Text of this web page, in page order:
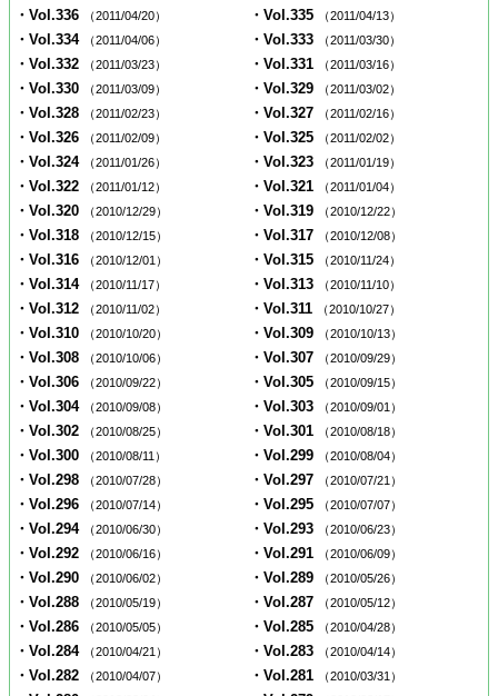
・Vol.336 （2011/04/20） ・Vol.335 （2011/04/13）
・Vol.334 （2011/04/06） ・Vol.333 （2011/03/30）
・Vol.332 （2011/03/23） ・Vol.331 （2011/03/16）
・Vol.330 （2011/03/09） ・Vol.329 （2011/03/02）
・Vol.328 （2011/02/23） ・Vol.327 （2011/02/16）
・Vol.326 （2011/02/09） ・Vol.325 （2011/02/02）
・Vol.324 （2011/01/26） ・Vol.323 （2011/01/19）
・Vol.322 （2011/01/12） ・Vol.321 （2011/01/04）
・Vol.320 （2010/12/29） ・Vol.319 （2010/12/22）
・Vol.318 （2010/12/15） ・Vol.317 （2010/12/08）
・Vol.316 （2010/12/01） ・Vol.315 （2010/11/24）
・Vol.314 （2010/11/17） ・Vol.313 （2010/11/10）
・Vol.312 （2010/11/02） ・Vol.311 （2010/10/27）
・Vol.310 （2010/10/20） ・Vol.309 （2010/10/13）
・Vol.308 （2010/10/06） ・Vol.307 （2010/09/29）
・Vol.306 （2010/09/22） ・Vol.305 （2010/09/15）
・Vol.304 （2010/09/08） ・Vol.303 （2010/09/01）
・Vol.302 （2010/08/25） ・Vol.301 （2010/08/18）
・Vol.300 （2010/08/11） ・Vol.299 （2010/08/04）
・Vol.298 （2010/07/28） ・Vol.297 （2010/07/21）
・Vol.296 （2010/07/14） ・Vol.295 （2010/07/07）
・Vol.294 （2010/06/30） ・Vol.293 （2010/06/23）
・Vol.292 （2010/06/16） ・Vol.291 （2010/06/09）
・Vol.290 （2010/06/02） ・Vol.289 （2010/05/26）
・Vol.288 （2010/05/19） ・Vol.287 （2010/05/12）
・Vol.286 （2010/05/05） ・Vol.285 （2010/04/28）
・Vol.284 （2010/04/21） ・Vol.283 （2010/04/14）
・Vol.282 （2010/04/07） ・Vol.281 （2010/03/31）